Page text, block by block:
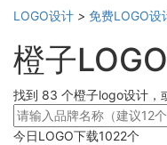
LOGO设计 > 免费LOGO设
橙子
找到 83 个橙子logo设计，
今日LOGO下载1022个